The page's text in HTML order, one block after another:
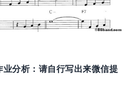
分析：请自行写出来微信提